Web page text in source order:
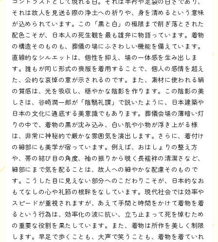
それは故人を見送る際の浄土への祈りや、身を清めるという意味
が込められています。この「黒と白」の極限まで削ぎ落とされた
配色こそが、日本人の死生観を最も雄弁に物語っています。着物
の構造そのものも、葬儀の場にふさわしい機能を備えています。
直線的なシルエットは、個性を抑え、場の一体感を生み出しま
す。誰もが同じ形式の喪服を着用することで、個人の感情を超え
た、公的な哀悼の意が示されるのです。また、素材に使われる絹
の質感は、光を吸収し、穏やかな陰影を作ります。この陰影の美
しさは、谷崎潤一郎が「陰翳礼讃」で説いたように、日本建築や
日本の文化に通底する美意識でもあります。葬儀会場の薄暗い灯
りの中で、着物の黒が沈み込み、白い肌や小物が浮き上がる様
は、非常に神秘的で厳かな雰囲気を演出します。さらに、着付け
の細部にも美学が宿っています。例えば、おはしょりの整え方
や、帯の結び目の角度、袖の振りから覗く長襦袢の清潔さなど、
細部にまで気を配ることは、故人への細やかな配慮そのもので
す。こうした目に見えない部分へのこだわりこそが、日本的なお
もてなしの心や礼節の根幹をなしています。現代社会では効率や
スピードが重視されますが、あえて手間と時間をかけて着物を着
るという行為は、効率化の波に抗い、立ち止まって死を悼むため
の重要な役割を果たしています。また、着物は所作を美しく制限
します。早足で歩くことも、大声で笑うことも、着物を着ていれ